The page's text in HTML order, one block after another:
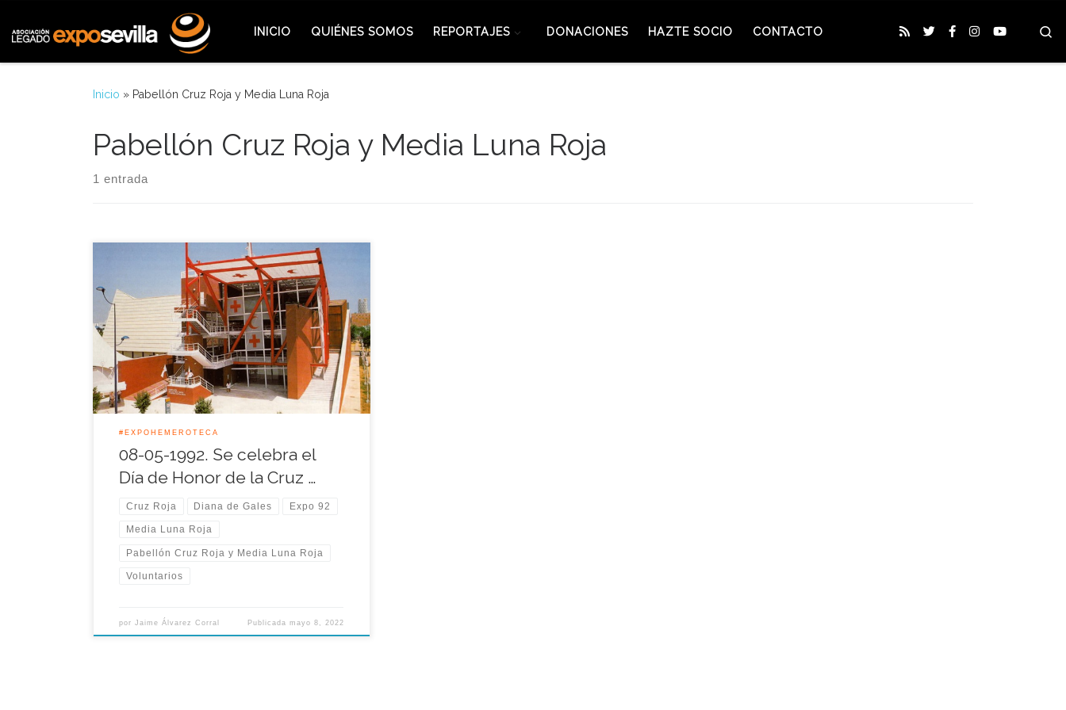
INICIO QUIÉNES SOMOS REPORTAJES DONACIONES HAZTE SOCIO CONTACTO
Inicio » Pabellón Cruz Roja y Media Luna Roja
Pabellón Cruz Roja y Media Luna Roja
1 entrada
Coincidiendo con el Día de Honor de la Cruz Roja
y Media Luna Roja en el recinto de la Isla de la
Cartuja, se conmemoró también el Día Mundial del
Organismo Internacional. Los diversos actos que
fueron programados en aquella jornada hicieron
que se congregaran a los máximos responsables
de […]
#EXPOHEMEROTECA
08-05-1992. Se celebra el
Día de Honor de la Cruz …
Cruz Roja Diana de Gales Expo 92
Media Luna Roja
Pabellón Cruz Roja y Media Luna Roja
Voluntarios
porJaime Álvarez Corral Publicada mayo 8, 2022